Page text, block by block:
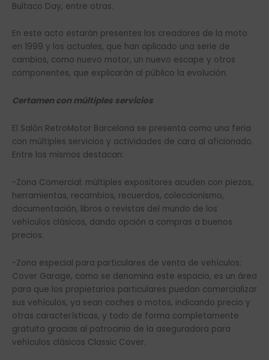
Bultaco Day, entre otras.
En este acto estarán presentes los creadores de la moto
en 1999 y los actuales, que han aplicado una serie de
cambios, como nuevo motor, un nuevo escape y otros
componentes, que explicarán al público la evolución.
Certamen con múltiples servicios
El Salón RetroMotor Barcelona se presenta como una feria
con múltiples servicios y actividades de cara al aficionado.
Entre los mismos destacan:
-Zona Comercial: múltiples expositores acuden con piezas,
herramientas, recambios, recuerdos, coleccionismo,
documentación, libros o revistas del mundo de los
vehículos clásicos, dando opción a compras a buenos
precios.
-Zona especial para particulares de venta de vehículos:
Cover Garage, como se denomina este espacio, es un área
para que los propietarios particulares puedan comercializar
sus vehículos, ya sean coches o motos, indicando precio y
otras características, y todo de forma completamente
gratuita gracias al patrocinio de la aseguradora para
vehículos clásicos Classic Cover.